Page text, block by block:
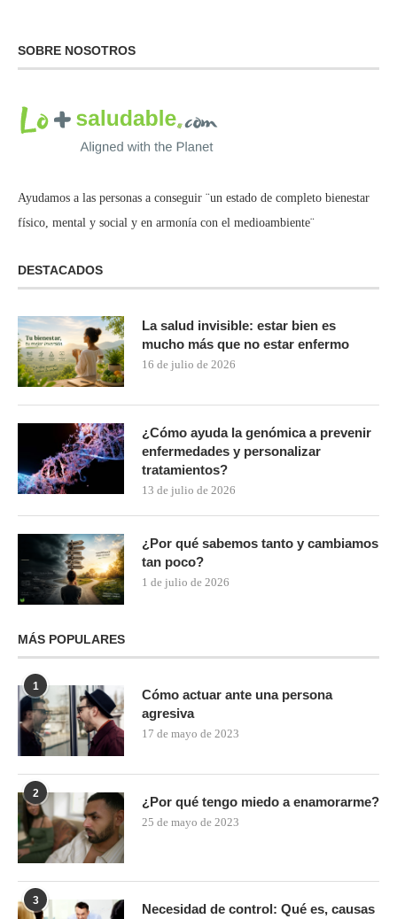
SOBRE NOSOTROS
Ayudamos a las personas a conseguir ¨un estado de completo bienestar
físico, mental y social y en armonía con el medioambiente¨
DESTACADOS
La salud invisible: estar bien es
mucho más que no estar enfermo
16 de julio de 2026
¿Cómo ayuda la genómica a prevenir
enfermedades y personalizar
tratamientos?
13 de julio de 2026
¿Por qué sabemos tanto y cambiamos
tan poco?
1 de julio de 2026
MÁS POPULARES
1
Cómo actuar ante una persona
agresiva
17 de mayo de 2023
2
¿Por qué tengo miedo a enamorarme?
25 de mayo de 2023
3
Necesidad de control: Qué es, causas